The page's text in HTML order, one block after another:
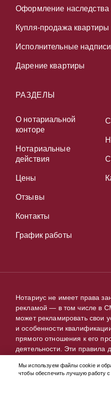
Оформление наследства
Купля-продажа квартиры
Исполнительные надписи
Дарение квартиры
РАЗДЕЛЫ
О нотариальной
конторе
Нотариальные
действия
Цены
Отзывы
Контакты
График работы
Нотариус не имеет права
рекламой — в том числе в
может рекламировать свои
и особенности
прямого отношения к его
деятельности. Эти правила
Ресурс notarius24.ru — это
справочная, а не
Мы используем файлы cookie и
чтобы обеспечить лучшую работу с